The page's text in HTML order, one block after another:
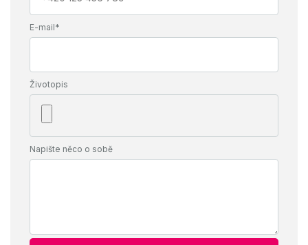
E-mail*
Životopis
Napište něco o sobě